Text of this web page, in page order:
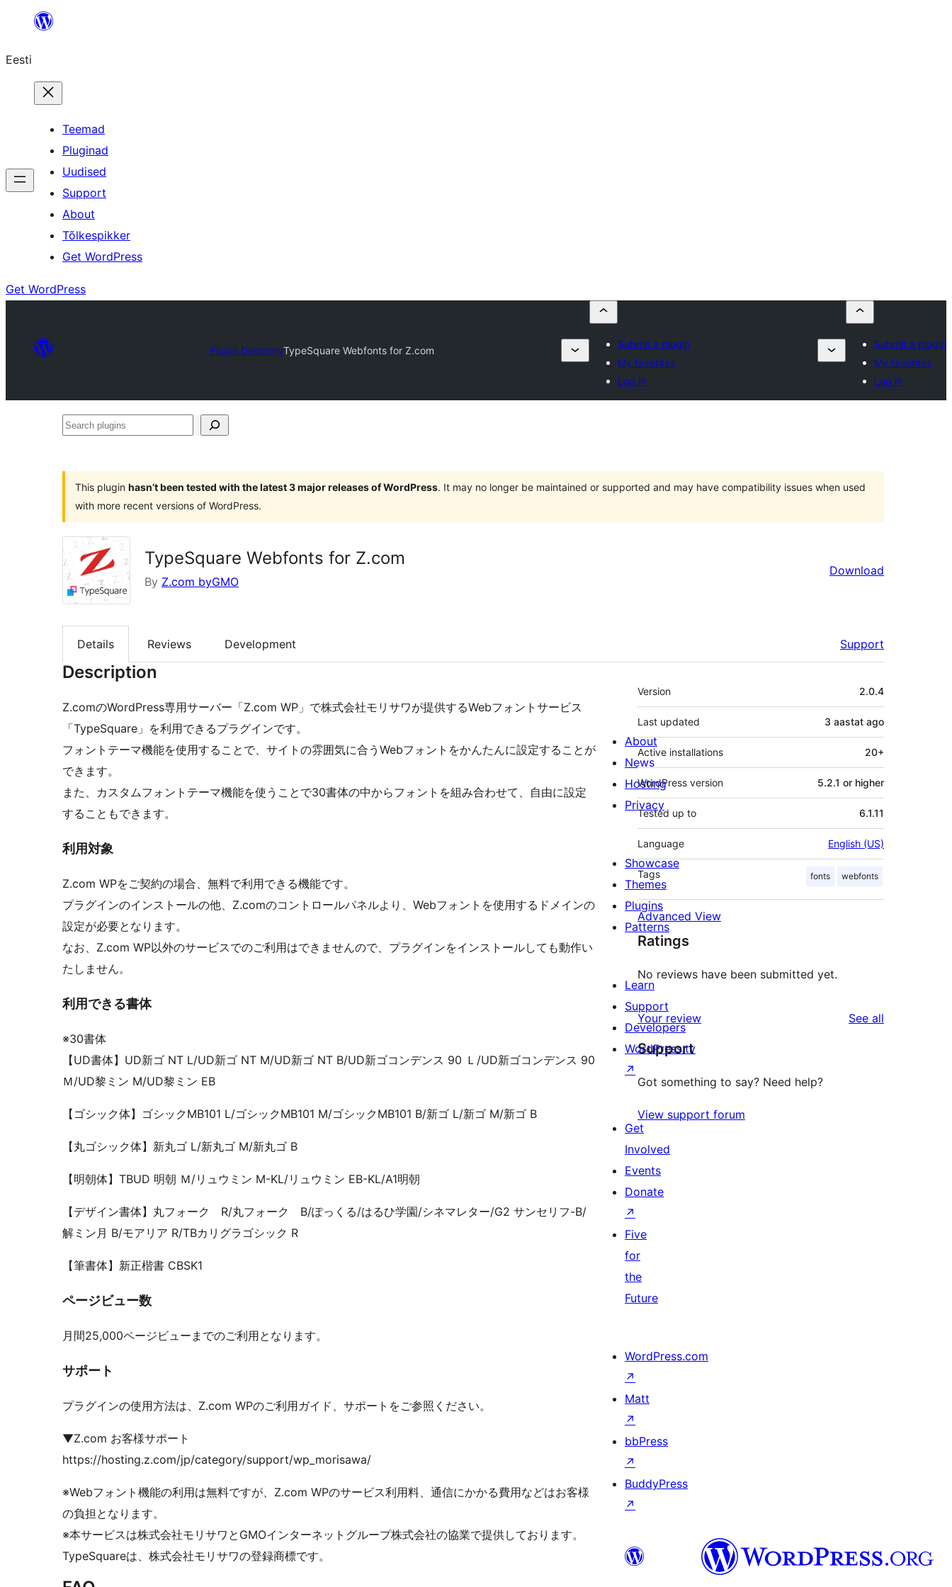
juurde
Eesti
Teemad
Pluginad
Uudised
Support
About
Tõlkespikker
Get WordPress
Get WordPress
Plugin DirectoryTypeSquare Webfonts for Z.com
Submit a plugin
My favorites
Log in
Submit a plugin
My favorites
Log in
Search
This plugin hasn’t been tested with the latest 3 major releases of WordPress. It may no longer be maintained or supported and may have compatibility issues when used
with more recent versions of WordPress.
TypeSquare Webfonts for Z.com
By Z.com byGMO
Download
Details Reviews Development Support
Description
Z.comのWordPress専用サーバー「Z.com WP」で株式会社モリサワが提供するWebフォントサービス
「TypeSquare」を利用できるプラグインです。
フォントテーマ機能を使用することで、サイトの雰囲気に合うWebフォントをかんたんに設定することが
できます。
また、カスタムフォントテーマ機能を使うことで30書体の中からフォントを組み合わせて、自由に設定
することもできます。
利用対象
Z.com WPをご契約の場合、無料で利用できる機能です。
プラグインのインストールの他、Z.comのコントロールパネルより、Webフォントを使用するドメインの
設定が必要となります。
なお、Z.com WP以外のサービスでのご利用はできませんので、プラグインをインストールしても動作い
たしません。
利用できる書体
※30書体
【UD書体】UD新ゴ NT L/UD新ゴ NT M/UD新ゴ NT B/UD新ゴコンデンス 90 Ｌ/UD新ゴコンデンス 90
Ｍ/UD黎ミン M/UD黎ミン EB
【ゴシック体】ゴシックMB101 L/ゴシックMB101 M/ゴシックMB101 B/新ゴ L/新ゴ M/新ゴ B
【丸ゴシック体】新丸ゴ L/新丸ゴ M/新丸ゴ B
【明朝体】TBUD 明朝 Ｍ/リュウミン M-KL/リュウミン EB-KL/A1明朝
【デザイン書体】丸フォーク R/丸フォーク B/ぽっくる/はるひ学園/シネマレター/G2 サンセリフ-B/
解ミン月 B/モアリア R/TBカリグラゴシック R
【筆書体】新正楷書 CBSK1
ページビュー数
月間25,000ページビューまでのご利用となります。
サポート
プラグインの使用方法は、Z.com WPのご利用ガイド、サポートをご参照ください。
▼Z.com お客様サポート
https://hosting.z.com/jp/category/support/wp_morisawa/
※Webフォント機能の利用は無料ですが、Z.com WPのサービス利用料、通信にかかる費用などはお客様
の負担となります。
※本サービスは株式会社モリサワとGMOインターネットグループ株式会社の協業で提供しております。
TypeSquareは、株式会社モリサワの登録商標です。
Meta
Version 2.0.4
Last updated 3 aastat ago
Active installations 20+
WordPress version 5.2.1 or higher
Tested up to 6.1.11
Language English (US)
Tags fonts webfonts
Advanced View
Ratings
No reviews have been submitted yet.
Your review See all
Support
Got something to say? Need help?
View support forum
About
News
Hosting
Privacy
Showcase
Themes
Plugins
Patterns
Learn
Support
Developers
WordPress.tv
↗
Get
Involved
Events
Donate
↗
Five
for
the
Future
WordPress.com
↗
Matt
↗
bbPress
↗
BuddyPress
↗